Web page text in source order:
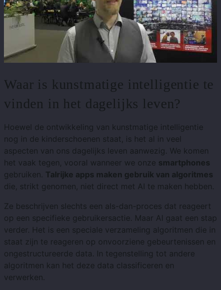
Waar is kunstmatige intelligentie te
vinden in het dagelijks leven?
Hoewel de ontwikkeling van kunstmatige intelligentie
nog in de kinderschoenen staat, is het al in veel
aspecten van ons dagelijks leven aanwezig. We komen
het vaak tegen, vooral wanneer we onze smartphones
gebruiken. Talrijke apps maken gebruik van algoritmes
die, strikt genomen, niet direct met AI te maken hebben.
Ze beschrijven slechts een als-dan-proces dat reageert
op een specifieke gebruikersactie. Maar AI gaat een stap
verder. Het is een speciale verzameling algoritmen die in
staat zijn te reageren op onvoorziene gebeurtenissen en
ongestructureerde data. In tegenstelling tot andere
algoritmen kan het deze data classificeren en
verwerken.